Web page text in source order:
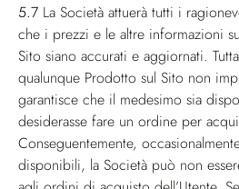
5.7 La Società attuerà tutti i
che i prezzi e le altre informazioni
Sito siano accurati e aggiornati.
qualunque Prodotto sul Sito non
garantisce che il medesimo sia
desiderasse fare un ordine per
Conseguentemente,
disponibili, la Società può non